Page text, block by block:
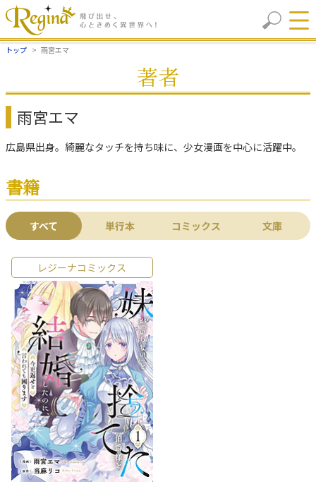
トップ 雨宮エマ
著者
雨宮エマ
広島県出身。綺麗なタッチを持ち味に、少女漫画を中心に活躍中。
書籍
すべて 単行本 コミックス 文庫
レジーナコミックス